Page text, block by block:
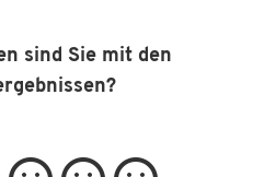
sind Sie mit den